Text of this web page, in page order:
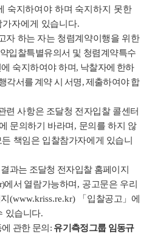
숙지하여야 하며 숙지하지 못한
가자에게 있습니다.
자 하는 자는 청렴계약이행을 위한
입찰특별유의서 및 청렴계약특수
숙지하여야 하며, 낙찰자에 한하
각서를 계약 시 서명,제출하여야 합
련 사항은 조달청 전자입찰 콜센터
문의하기 바라며 , 문의를 하지 않
책임은 입찰참가자에게 있습니
과는 조달청 전자입찰 홈페이지
에서 열람가능하며 , 공고문은 우리
(www.kriss.re.kr) 「 입찰공고 」 에
있습니다.
관한 문의 : 유기측정그룹 임동규